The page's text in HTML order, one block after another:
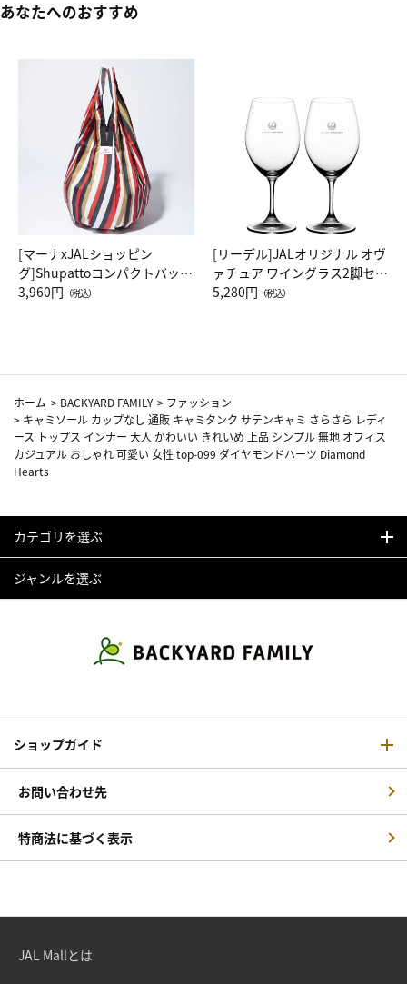
あなたへのおすすめ
[マーナxJALショッピン
グ]Shupattoコンパクトバッグ
Drop JAL客室乗務員（LC）ス
3,960円 （税込）
[リーデル]JALオリジナル オヴ
ァチュア ワイングラス2脚セッ
ト（レッドワイン）
5,280円 （税込）
ホーム > BACKYARD FAMILY > ファッション
> キャミソール カップなし 通販 キャミタンク サテンキャミ さらさら レディ
ース トップス インナー 大人 かわいい きれいめ 上品 シンプル 無地 オフィス
カジュアル おしゃれ 可愛い 女性 top-099 ダイヤモンドハーツ Diamond
Hearts
カテゴリを選ぶ
ジャンルを選ぶ
ショップガイド
お問い合わせ先
特商法に基づく表示
JAL Mallとは